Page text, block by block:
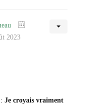
2023
Je croyais vraiment